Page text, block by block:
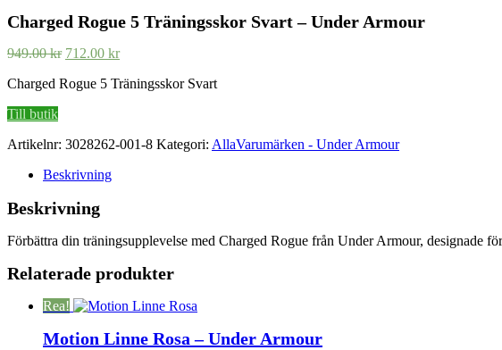
Charged Rogue 5 Träningsskor Svart – Under Armour
949.00kr Det
priset
712.00 krDet
priset
Charged Rogue 5 Träningsskor Svart
Till butik
Artikelnr: 3028262-001-8 Kategori: AllaVarumärken - Under Armour
Beskrivning
Beskrivning
Förbättra din träningsupplevelse med Charged Rogue från Under Armour, designade
Relaterade produkter
Rea!
Motion Linne Rosa – Under Armour